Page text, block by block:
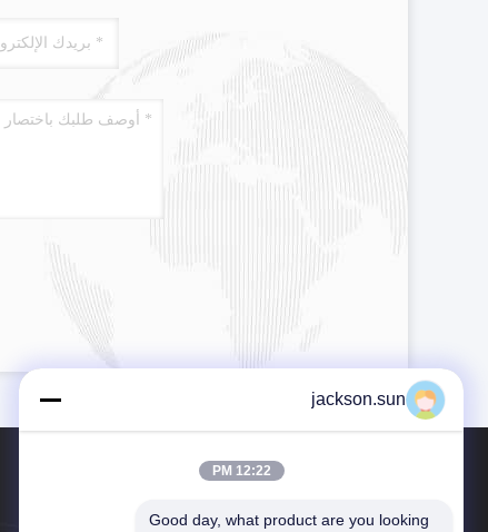
jackson.sun
12:22 PM
Good day, what product are you looking